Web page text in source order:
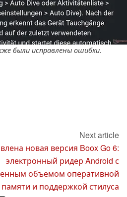
были исправлены ошибки.
Next article
новая версия Boox Go 6:
электронный ридер Android с
объемом оперативной
памяти и поддержкой стилуса